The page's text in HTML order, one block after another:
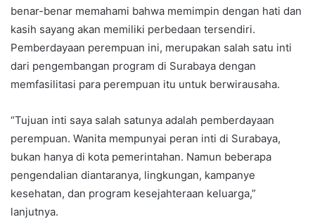
benar-benar memahami bahwa memimpin dengan hati dan
kasih sayang akan memiliki perbedaan tersendiri.
Pemberdayaan perempuan ini, merupakan salah satu inti
dari pengembangan program di Surabaya dengan
memfasilitasi para perempuan itu untuk berwirausaha.
“Tujuan inti saya salah satunya adalah pemberdayaan
perempuan. Wanita mempunyai peran inti di Surabaya,
bukan hanya di kota pemerintahan. Namun beberapa
pengendalian diantaranya, lingkungan, kampanye
kesehatan, dan program kesejahteraan keluarga,”
lanjutnya.